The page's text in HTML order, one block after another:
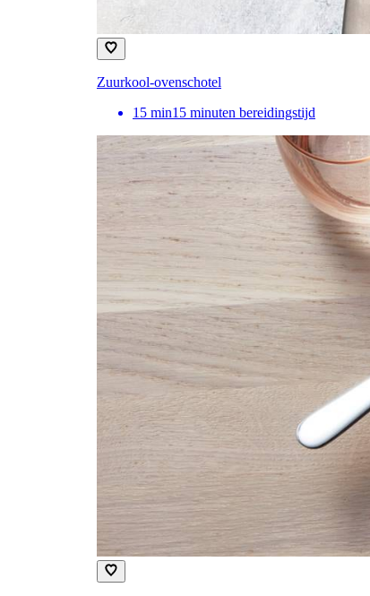
Zuurkool-ovenschotel
15 min15 minuten bereidingstijd